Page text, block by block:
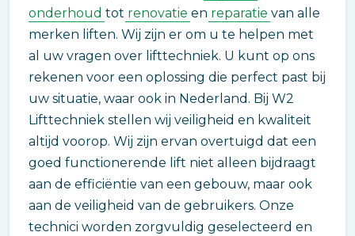
onderhoud tot renovatie en reparatie van alle
merken liften. Wij zijn er om u te helpen met
al uw vragen over lifttechniek. U kunt op ons
rekenen voor een oplossing die perfect past bij
uw situatie, waar ook in Nederland. Bij W2
Lifttechniek stellen wij veiligheid en kwaliteit
altijd voorop. Wij zijn ervan overtuigd dat een
goed functionerende lift niet alleen bijdraagt
aan de efficiëntie van een gebouw, maar ook
aan de veiligheid van de gebruikers. Onze
technici worden zorgvuldig geselecteerd en